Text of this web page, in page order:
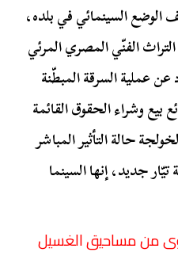
السينمائي في بلده،
يقارب 60% من التراث الفنّي المصري المرئي
عملية السرقة المبطّنة
بيع وشراء الحقوق القائمة
حالة التأثير المباشر
جديد، إنها السينما
من مساحيق الغسيل